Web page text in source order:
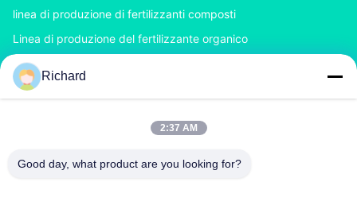
linea di produzione di fertilizzanti composti
Linea di produzione del fertilizzante organico
Linea di produzione del fertilizzante di BB
Doppio granulatore del fertilizzante del rullo
CONTATTACI
Richard
2:37 AM
Good day, what product are you looking for?